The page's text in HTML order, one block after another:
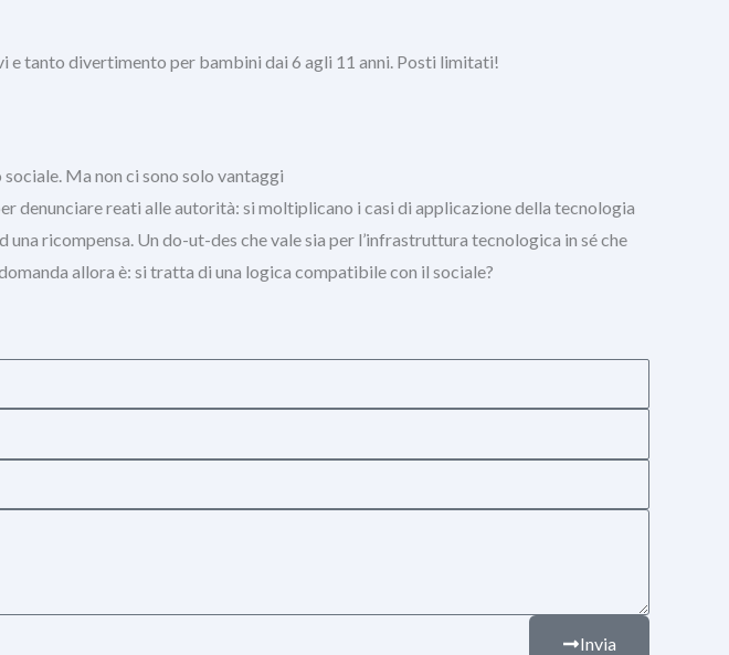
tanto divertimento per bambini dai 6 agli 11 anni. Posti limitati!
Ma non ci sono solo vantaggi
reati alle autorità: si moltiplicano i casi di applicazione della tecnologia
ricompensa. Un do-ut-des che vale sia per l’infrastruttura tecnologica in sé che
allora è: si tratta di una logica compatibile con il sociale?
Invia